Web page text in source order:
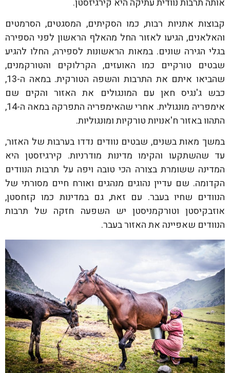
קבוצות אתניות רבות, כמו הסקיתים, המסגטים, הסרמטים
והאלאנים, הגיעו לאזור החל מהאלף הראשון לפני הספירה
בגלי הגירה שונים. במאות הראשונות לספירה, החלו להגיע
שבטים טורקיים כמו האועזים, הקרלוקים והטורקמנים,
שהביאו איתם את התרבות והשפה הטורקית. במאה ה-13,
כבש ג'נגיס חאן עם המונגולים את האזור והקים שם
אימפריה מונגולית. אחרי שהאימפריה התפרקה במאה ה-14,
התהוו באזור ח'אנויות טורקיות ומונגוליות.
במשך מאות בשנים, שבטים נוודים נדדו בערבות של האזור,
עד שהשתקעו והקימו מדינות מודרניות. קירגיזסטן היא
המדינה ששומרת בצורה הכי טובה ויפה על תרבות הנוודים
הקדומה. שם עדיין נהוגים מנהגים ואורח חיים מסורתי של
הנוודים שחיו בעבר. עם זאת, גם במדינות כמו קזחסטן,
אוזבקיסטן וטורקמניסטן יש השפעה חזקה של תרבות
הנוודים שאפיינה את האזור בעבר.